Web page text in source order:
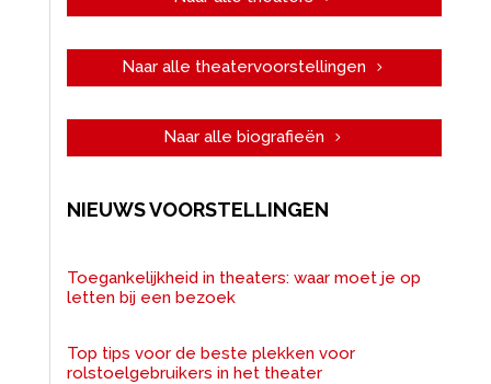
Naar alle theatervoorstellingen
Naar alle biografieën
NIEUWS VOORSTELLINGEN
Toegankelijkheid in theaters: waar moet je op
letten bij een bezoek
Top tips voor de beste plekken voor
rolstoelgebruikers in het theater